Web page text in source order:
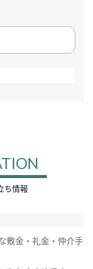
ち情報
敷金・礼金・仲介手